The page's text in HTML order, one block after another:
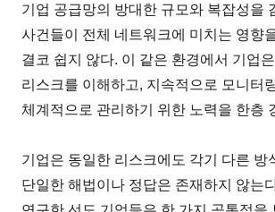
기업 공급망의 방대한 규모와 복잡성을
사건들이 전체 네트워크에 미치는 영향
결코 쉽지 않다. 이 같은 환경에서 기업
리스크를 이해하고, 지속적으로 모니터
체계적으로 관리하기 위한 노력을 한층
기업은 동일한 리스크에도 각기 다른 방
단일한 해법이나 정답은 존재하지 않는